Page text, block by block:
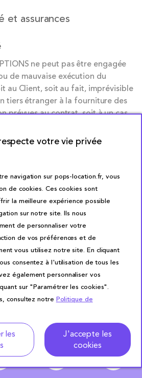
et assurances
ne peut pas être engagée
de mauvaise exécution du
au Client, soit au fait, imprévisible
tiers étranger à la fourniture des
prévues au contrat, soit à un cas
ne saurait être
indirect résultant de
envisageait de faire des
à la réglementation
d’une utilisation normale.
tenue responsable de
nature que ce soit résultant d’une
non conforme ou dangereuse
est exclusivement destiné à la
et en aucun cas à la
OPTIONS décline toute
de tout ou partie des
d’OPTIONS ne saurait être
Dates de location
votre vie privée
navigation sur pops-location.fr, vous
de cookies. Ces cookies sont
la meilleure expérience possible
sur notre site. Ils nous
de personnaliser votre
de vos préférences et de
vous utilisez notre site. En cliquant
consentez à l'utilisation de tous les
également personnaliser vos
sur "Paramétrer les cookies".
consultez notrePolitique de
les
J'accepte les
cookies